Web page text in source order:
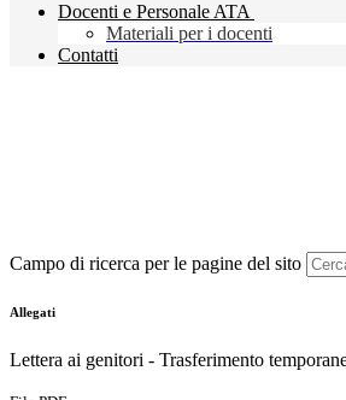
Docenti e Personale ATA
Materiali per i docenti
Contatti
Campo di ricerca per le pagine del sito
Allegati
Lettera ai genitori - Trasferimento